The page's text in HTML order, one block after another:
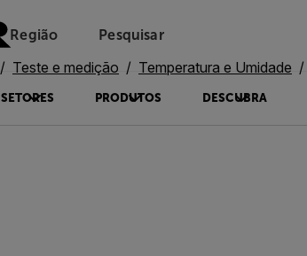
Região Pesquisar
SETORES PRODUTOS DESCUBRA
Teste e medição Temperatura e Umidade